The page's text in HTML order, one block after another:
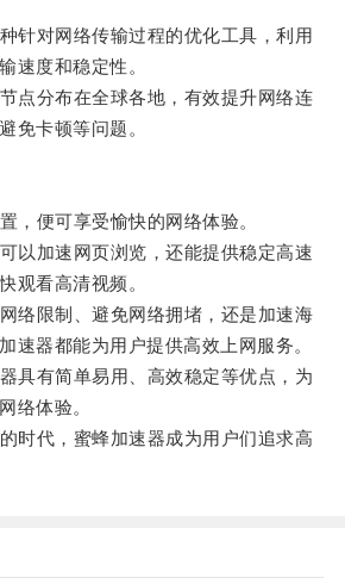
对网络传输过程的优化工具，利用
速度和稳定性。
分布在全球各地，有效提升网络连
免卡顿等问题。
便可享受愉快的网络体验。
加速网页浏览，还能提供稳定高速
观看高清视频。
限制、避免网络拥堵，还是加速海
速器都能为用户提供高效上网服务。
有简单易用、高效稳定等优点，为
络体验。
代，蜜蜂加速器成为用户们追求高